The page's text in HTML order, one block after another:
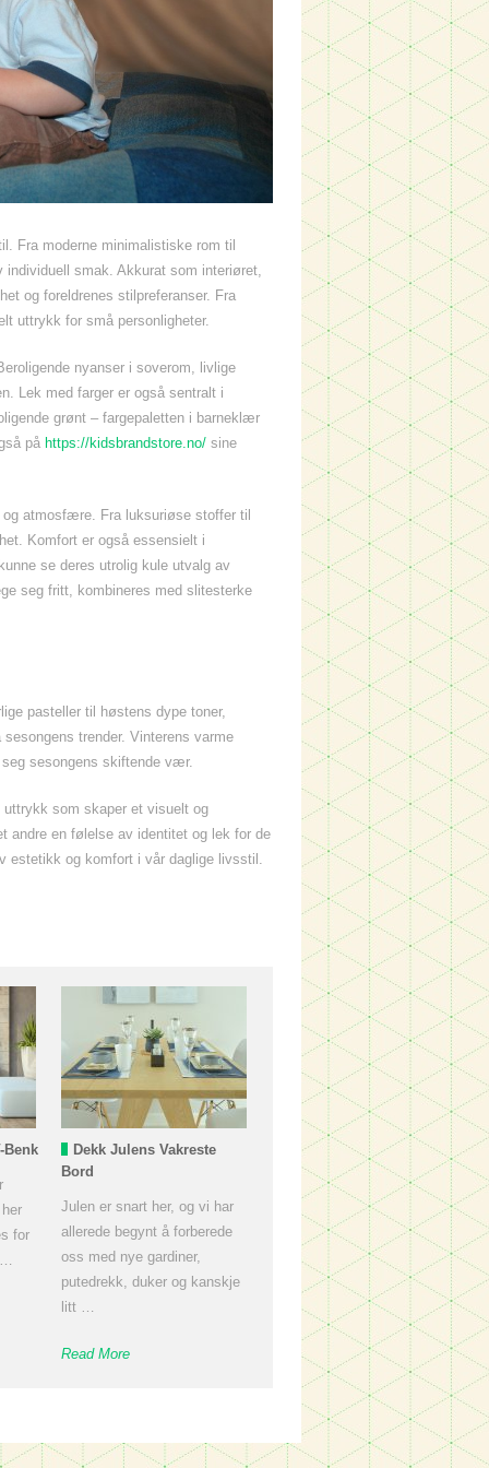
Fra moderne minimalistiske rom til
smak. Akkurat som interiøret,
og foreldrenes stilpreferanser. Fra
uttrykk for små personligheter.
nyanser i soverom, livlige
Lek med farger er også sentralt i
grønt – fargepaletten i barneklær
på https://kidsbrandstore.no/ sine
atmosfære. Fra luksuriøse stoffer til
Komfort er også essensielt i
se deres utrolig kule utvalg av
seg fritt, kombineres med slitesterke
pasteller til høstens dype toner,
trender. Vinterens varme
sesongens skiftende vær.
som skaper et visuelt og
andre en følelse av identitet og lek for de
estetikk og komfort i vår daglige livsstil.
Benk
for
Dekk Julens Vakreste
Bord
Julen er snart her, og vi har
allerede begynt å forberede
oss med nye gardiner,
putedrekk, duker og kanskje
litt …
Read More